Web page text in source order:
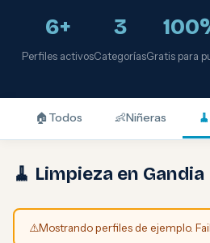
6+
Perfiles activos
3
CategoríasGratis para
🏠 Todos 👶Niñeras 🧹
🧹 Limpieza en Gandia
⚠️Mostrando perfiles de ejemplo.